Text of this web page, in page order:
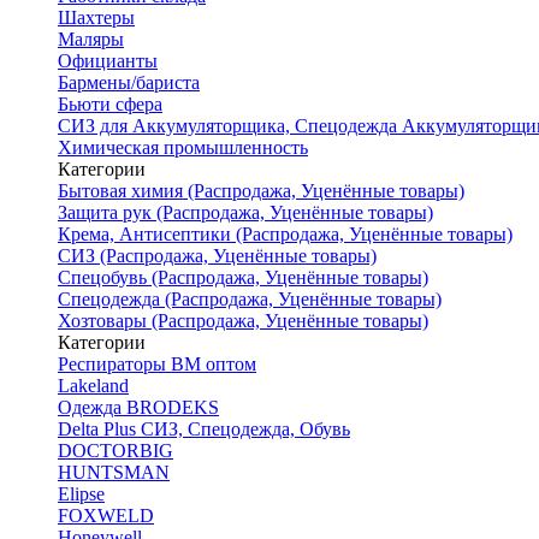
Шахтеры
Маляры
Официанты
Бармены/бариста
Бьюти сфера
СИЗ для Аккумуляторщика, Спецодежда
Химическая промышленность
Категории
Бытовая химия (Распродажа, Уценённые товары)
Защита рук (Распродажа, Уценённые товары)
Крема, Антисептики (Распродажа, Уценённые товары)
СИЗ (Распродажа, Уценённые товары)
Спецобувь (Распродажа, Уценённые товары)
Спецодежда (Распродажа, Уценённые товары)
Хозтовары (Распродажа, Уценённые товары)
Категории
Респираторы ВМ оптом
Lakeland
Одежда BRODEKS
Delta Plus СИЗ, Спецодежда, Обувь
DOCTORBIG
HUNTSMAN
Elipse
FOXWELD